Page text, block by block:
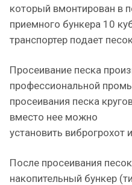
который вмонтирован в
приемного бункера 10
транспортер подает
Просеивание песка
профессиональной
просеивания песка
вместо нее можно
установить виброгрохот
После просеивания
накопительный бункер